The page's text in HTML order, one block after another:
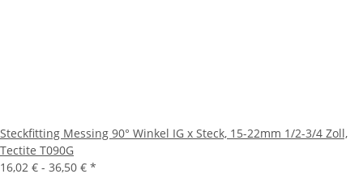
Steckfitting Messing 90° Winkel IG x Steck, 15-22mm 1/2-3/4 Zoll,
Tectite T090G
16,02 € - 36,50 € *